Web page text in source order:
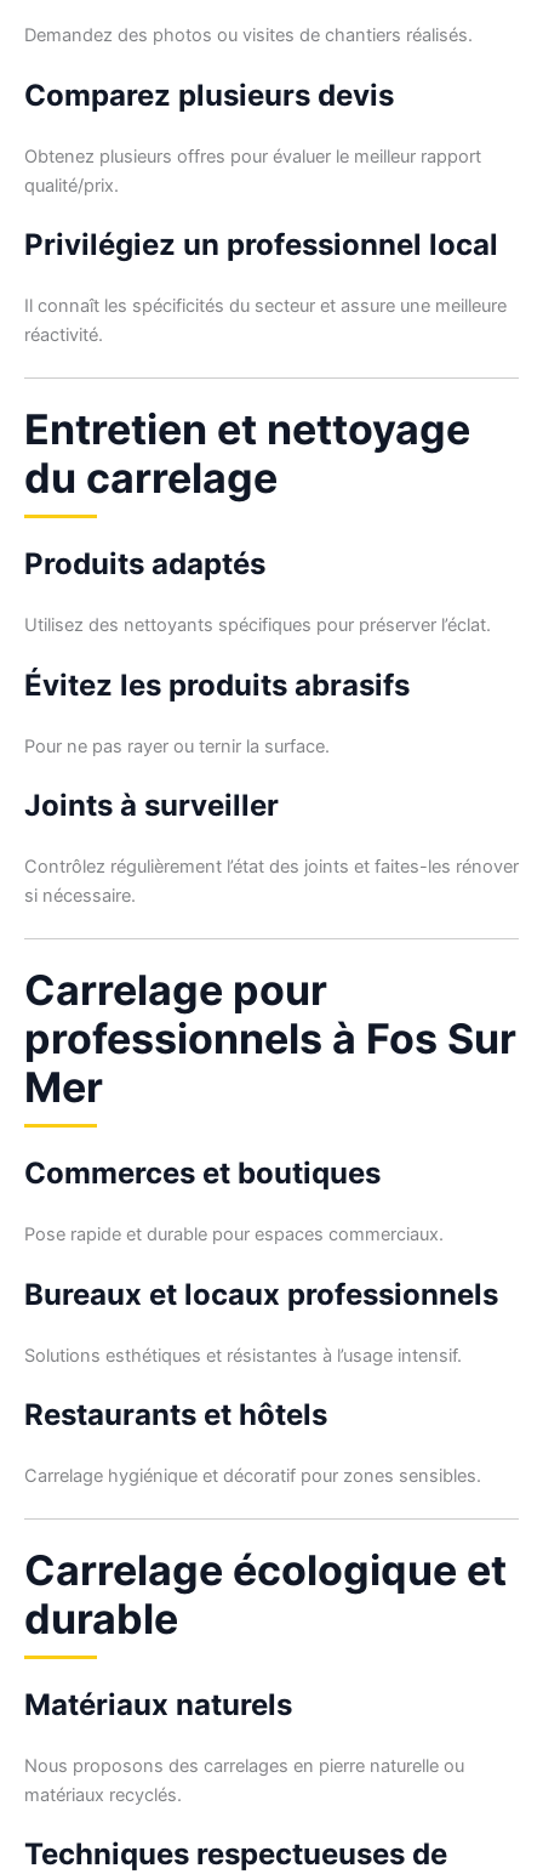
Demandez des photos ou visites de chantiers réalisés.
Comparez plusieurs devis
Obtenez plusieurs offres pour évaluer le meilleur rapport
qualité/prix.
Privilégiez un professionnel local
Il connaît les spécificités du secteur et assure une meilleure
réactivité.
Entretien et nettoyage
du carrelage
Produits adaptés
Utilisez des nettoyants spécifiques pour préserver l’éclat.
Évitez les produits abrasifs
Pour ne pas rayer ou ternir la surface.
Joints à surveiller
Contrôlez régulièrement l’état des joints et faites-les rénover
si nécessaire.
Carrelage pour
professionnels à Fos Sur
Mer
Commerces et boutiques
Pose rapide et durable pour espaces commerciaux.
Bureaux et locaux professionnels
Solutions esthétiques et résistantes à l’usage intensif.
Restaurants et hôtels
Carrelage hygiénique et décoratif pour zones sensibles.
Carrelage écologique et
durable
Matériaux naturels
Nous proposons des carrelages en pierre naturelle ou
matériaux recyclés.
Techniques respectueuses de